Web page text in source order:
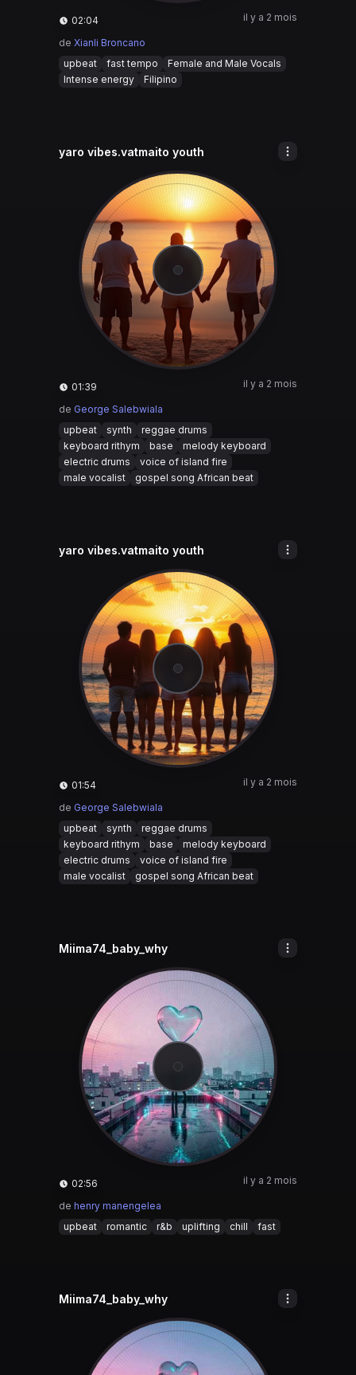
02:04 il y a 2 mois
de Xianli Broncano
upbeat
fast tempo
Female and Male Vocals
Intense energy
Filipino
yaro vibes.vatmaito youth
01:39 il y a 2 mois
de George Salebwiala
upbeat
synth
reggae drums
keyboard rithym
base
melody keyboard
electric drums
voice of island fire
male vocalist
gospel song African beat
yaro vibes.vatmaito youth
01:54 il y a 2 mois
de George Salebwiala
upbeat
synth
reggae drums
keyboard rithym
base
melody keyboard
electric drums
voice of island fire
male vocalist
gospel song African beat
Miima74_baby_why
02:56 il y a 2 mois
de henry manengelea
upbeat
romantic r&b uplifting chill fast
Miima74_baby_why